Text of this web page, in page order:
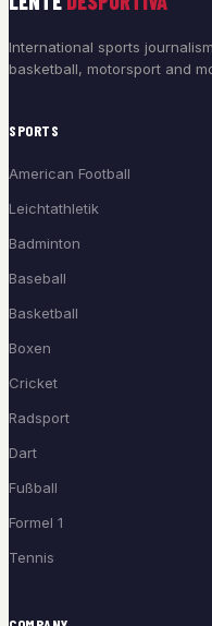
International sports
basketball, motorsport and
SPORTS
American Football
Leichtathletik
Badminton
Baseball
Basketball
Boxen
Cricket
Radsport
Dart
Fußball
Formel 1
Tennis